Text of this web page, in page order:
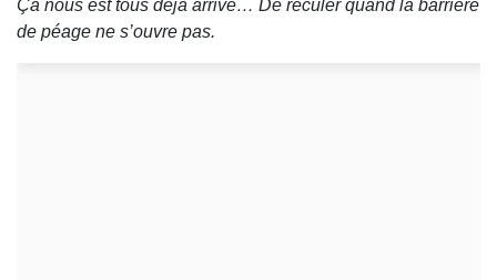
Ça nous est tous déjà arrivé… De reculer quand la barrière
de péage ne s’ouvre pas.